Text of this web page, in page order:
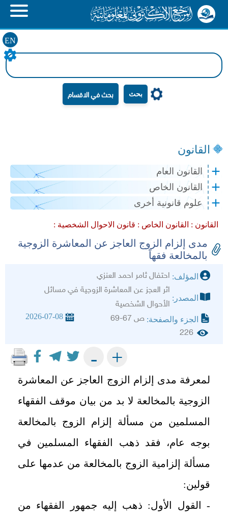
EN
بحث
القانون
القانون العام
القانون الخاص
علوم قانونية أخرى
القانون : القانون الخاص : قانون الاحوال الشخصية :
مدى إلزام الزوج العاجز عن المعاشرة الزوجية
بالمخالعة فقهاً
المؤلف: احتفال ثامر احمد العنزي
المصدر:
اثر العجز عن المعاشرة الزوجية في مسائل
الأحوال الشخصية
الجزء والصفحة: ص 67-69 2026-07-08
226
+
-
لمعرفة مدى إلزام الزوج العاجز عن المعاشرة
الزوجية بالمخالعة لا بد من بيان موقف الفقهاء
المسلمين من مسألة إلزام الزوج بالمخالعة
بوجه عام، فقد ذهب الفقهاء المسلمين في
مسألة إلزامية الزوج بالمخالعة من عدمها على
قولين:
- القول الأول: ذهب إليه جمهور الفقهاء من